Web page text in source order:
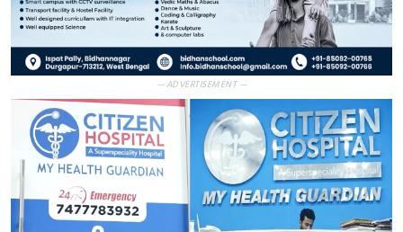
— ADVERTISEMENT —